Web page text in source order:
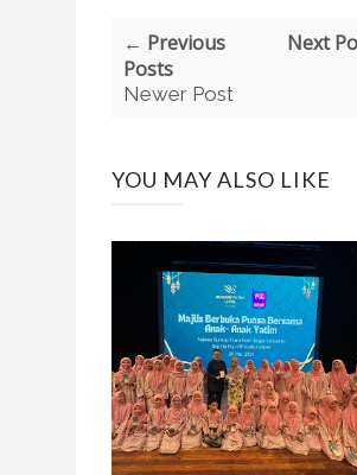
← Previous
Posts
Newer Post
Next
YOU MAY ALSO LIKE